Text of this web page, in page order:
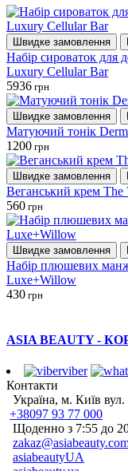
Швидке замовлення
Набір сироваток для
Luxury Cellular Bar
5936 грн
Швидке замовлення
Матуючий тонік
1200 грн
Швидке замовлення
Веганський крем
560 грн
Швидке замовлення
Набір плюшевих
Luxe+Willow
430 грн
ASIA BEAUTY -
viber
Контакти
Україна, м. Київ
+38097 93 77 000
Щоденно з 7:55 до
asiabeautyUA